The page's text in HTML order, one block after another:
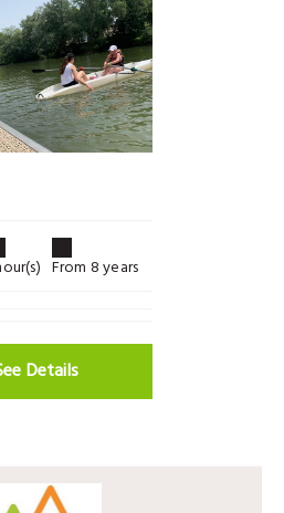
From 8 years
Details